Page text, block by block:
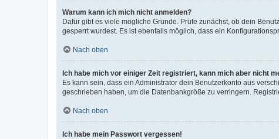
Warum kann ich mich nicht anmelden?
Dafür gibt es viele mögliche Gründe. Prüfe zunächst, ob dein
gesperrt wurdest. Es ist ebenfalls möglich, dass ein
Nach oben
Ich habe mich vor einiger Zeit registriert, kann mich aber nicht
Es kann sein, dass ein Administrator dein Benutzerkonto aus
geschrieben haben, um die Datenbankgröße zu verringern.
Nach oben
Ich habe mein Passwort vergessen!